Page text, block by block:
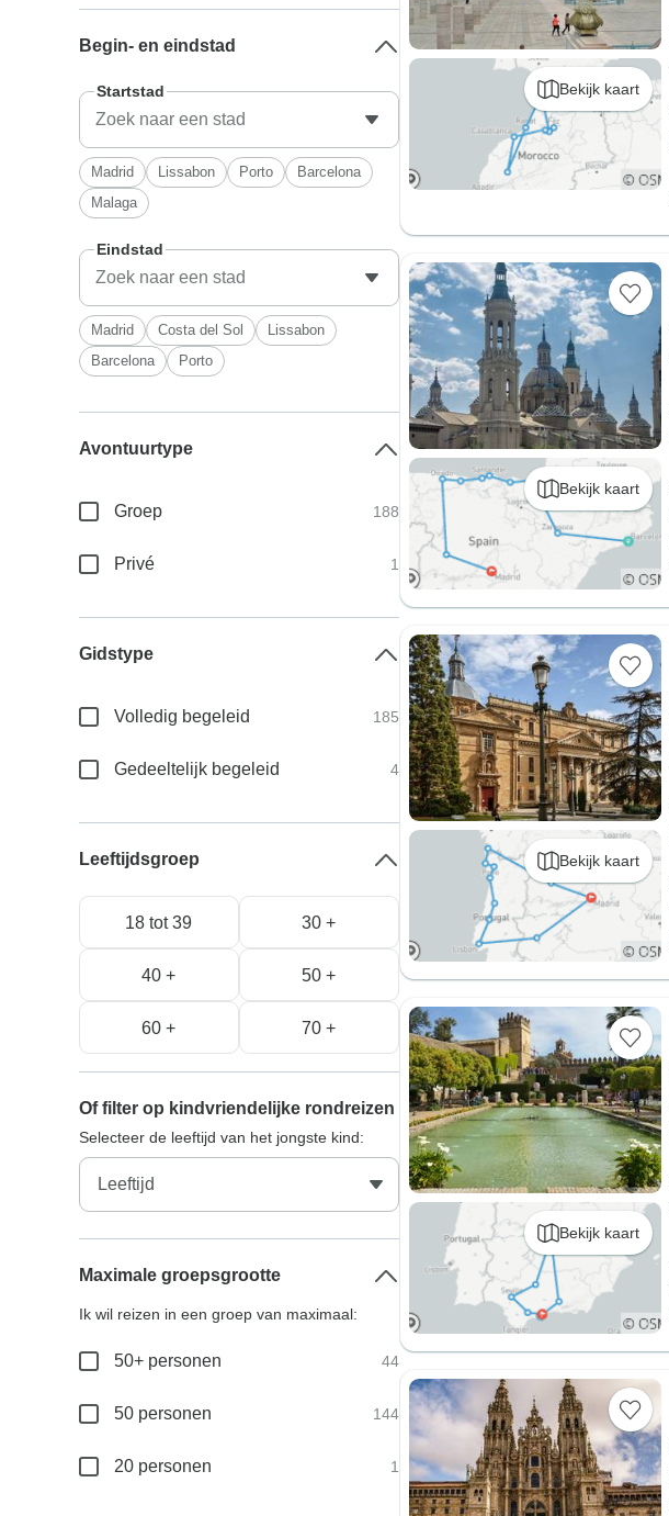
Bekijk kaart
Bekijk kaart
Bekijk kaart
Bekijk kaart
Begin- en eindstad
Startstad
Madrid Lissabon Porto
Barcelona
Malaga
Eindstad
Madrid Costa del Sol
Lissabon
Barcelona
Porto
Avontuurtype
Groep 188
Privé 1
Gidstype
Volledig begeleid 185
Gedeeltelijk begeleid 4
Leeftijdsgroep
18 tot 39 30 +
40 + 50 +
60 + 70 +
Of filter op kindvriendelijke rondreizen
Selecteer de leeftijd van het jongste kind:
Maximale groepsgrootte
Ik wil reizen in een groep van maximaal:
50+ personen 44
50 personen 144
20 personen 1